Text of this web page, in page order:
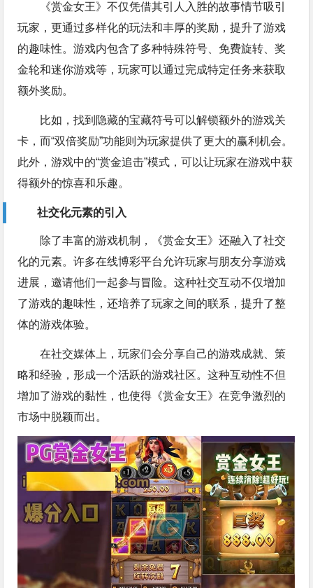
《赏金女王》不仅凭借其引人入胜的故事情节吸引
玩家，更通过多样化的玩法和丰厚的奖励，提升了游戏
的趣味性。游戏内包含了多种特殊符号、免费旋转、奖
金轮和迷你游戏等，玩家可以通过完成特定任务来获取
额外奖励。
比如，找到隐藏的宝藏符号可以解锁额外的游戏关
卡，而“双倍奖励”功能则为玩家提供了更大的赢利机会。
此外，游戏中的“赏金追击”模式，可以让玩家在游戏中获
得额外的惊喜和乐趣。
社交化元素的引入
除了丰富的游戏机制，《赏金女王》还融入了社交
化的元素。许多在线博彩平台允许玩家与朋友分享游戏
进展，邀请他们一起参与冒险。这种社交互动不仅增加
了游戏的趣味性，还培养了玩家之间的联系，提升了整
体的游戏体验。
在社交媒体上，玩家们会分享自己的游戏成就、策
略和经验，形成一个活跃的游戏社区。这种互动性不但
增加了游戏的黏性，也使得《赏金女王》在竞争激烈的
市场中脱颖而出。